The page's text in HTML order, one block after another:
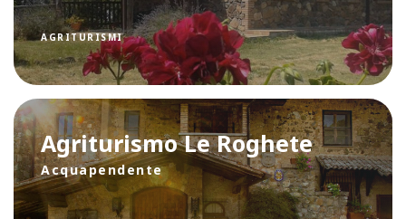
AGRITURISMI
Agriturismo Le Roghete
Acquapendente